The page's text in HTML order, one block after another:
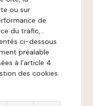
ou sur
de
du trafic,...
ci-dessous
préalable
à l'article 4
des cookies.